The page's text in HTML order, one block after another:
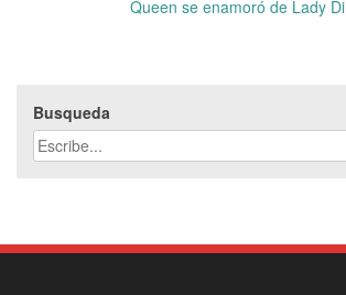
Queen se enamoró de Lady Di
Busqueda